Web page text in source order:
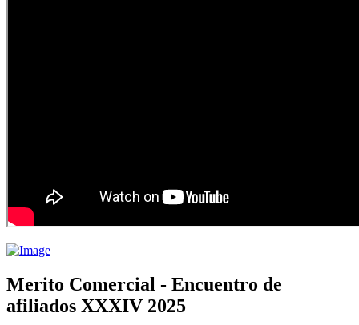
Merito Comercial - Encuentro de
afiliados XXXIV 2025